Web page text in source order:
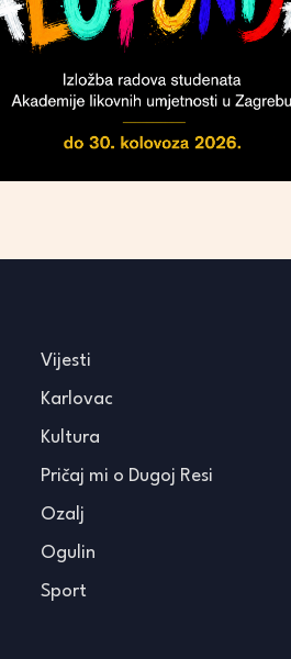
Vijesti
Karlovac
Kultura
Pričaj mi o Dugoj Resi
Ozalj
Ogulin
Sport